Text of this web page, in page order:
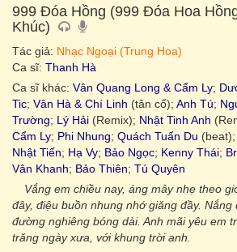
999 Đóa Hồng (999 Đóa Hoa
Khúc)
Tác giả: Nhạc Ngoại (Trung Hoa)
Ca sĩ: Thanh Hà
Ca sĩ khác: Vân Quang Long & Cẩm Ly;
Tic; Vân Hà & Chí Linh (tân cổ); Anh Tú;
Trường; Lý Hải (Remix); Nhật Tinh Anh
Cẩm Ly; Phi Nhung; Quách Tuấn Du (beat);
Nhật Tiến; Hạ Vy; Bảo Ngọc; Kenny Thái;
Vân Khanh; Bảo Thiên; Tú Quyên
Vắng em chiều nay, áng mây nhẹ theo
đây, điệu buồn nhung nhớ giăng đầy.
đường nghiêng bóng dài. Anh mãi yêu em
trăng ngày xưa, với khung trời anh.